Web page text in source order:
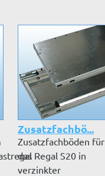
Zusatzfachbö...
Zusatzfachböden für
das Regal S20 in
verzinkter